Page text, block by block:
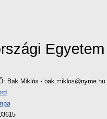
Egyetem
Bak Miklós - bak.miklos@nyme.hu